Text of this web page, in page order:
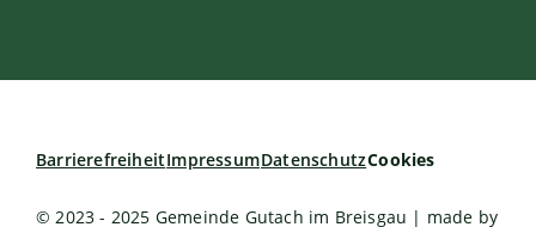
BarrierefreiheitImpressumDatenschutzCookies
© 2023 - 2025 Gemeinde Gutach im Breisgau | made by